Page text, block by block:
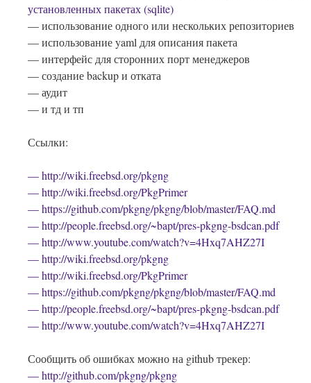
установленных пакетах (sqlite)
— использование одного или нескольких репозиториев
— использование yaml для описания пакета
— интерфейс для сторонних порт менеджеров
— создание backup и отката
— аудит
— и тд и тп
Ссылки:
— http://wiki.freebsd.org/pkgng
— http://wiki.freebsd.org/PkgPrimer
— https://github.com/pkgng/pkgng/blob/master/FAQ.md
— http://people.freebsd.org/~bapt/pres-pkgng-bsdcan.pdf
— http://www.youtube.com/watch?v=4Hxq7AHZ27I
— http://wiki.freebsd.org/pkgng
— http://wiki.freebsd.org/PkgPrimer
— https://github.com/pkgng/pkgng/blob/master/FAQ.md
— http://people.freebsd.org/~bapt/pres-pkgng-bsdcan.pdf
— http://www.youtube.com/watch?v=4Hxq7AHZ27I
Сообщить об ошибках можно на github трекер:
— http://github.com/pkgng/pkgng